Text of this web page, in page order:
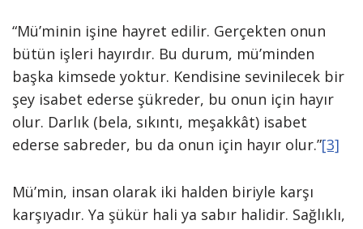
“Mü’minin işine hayret edilir. Gerçekten onun
bütün işleri hayırdır. Bu durum, mü’minden
başka kimsede yoktur. Kendisine sevinilecek bir
şey isabet ederse şükreder, bu onun için hayır
olur. Darlık (bela, sıkıntı, meşakkât) isabet
ederse sabreder, bu da onun için hayır olur.”[3]
Mü’min, insan olarak iki halden biriyle karşı
karşıyadır. Ya şükür hali ya sabır halidir. Sağlıklı,